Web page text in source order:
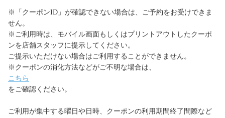
※「クーポンID」が確認できない場合は、ご予約をお受けできま
せん。
※ご利用時は、モバイル画面もしくはプリントアウトしたクーポ
ンを店舗スタッフに提示してください。
ご提示いただけない場合はご利用することができません。
※クーポンの消化方法などがご不明な場合は、
こちら
をご確認ください。
ご利用が集中する曜日や日時、クーポンの利用期間終了間際など